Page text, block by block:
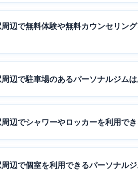
辺で無料体験や無料カウンセリン
辺で駐車場のあるパーソナルジム
辺でシャワーやロッカーを利用で
辺で個室を利用できるパーソナル